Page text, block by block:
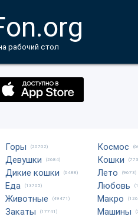
рабочий стол
Горы (20702)
Девушки (2684)
Дикие кошки (6488)
Еда (13705)
Животные (49471)
Закаты (17741)
Космос
Кошки
Лето (9673)
Любовь
Макро
Машины